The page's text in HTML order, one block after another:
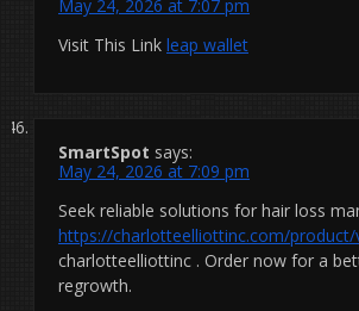
May 24, 2026 at 7:07 pm
Visit This Link leap wallet
SmartSpot says:
May 24, 2026 at 7:09 pm
Seek reliable solutions for hair loss
https://charlotteelliottinc.com/
charlotteelliottinc . Order now for a
regrowth.